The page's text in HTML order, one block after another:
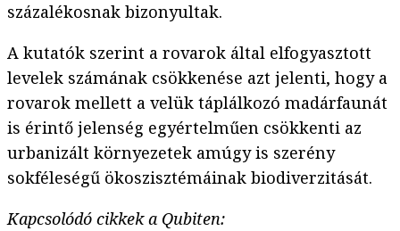
százalékosnak bizonyultak.
A kutatók szerint a rovarok által elfogyasztott
levelek számának csökkenése azt jelenti, hogy a
rovarok mellett a velük táplálkozó madárfaunát
is érintő jelenség egyértelműen csökkenti az
urbanizált környezetek amúgy is szerény
sokféleségű ökoszisztémáinak biodiverzitását.
Kapcsolódó cikkek a Qubiten: